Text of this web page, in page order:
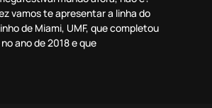
vamos te apresentar a linha do
de Miami, UMF, que completou
ano de 2018 e que